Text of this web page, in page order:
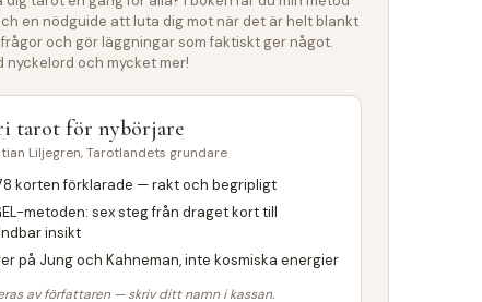
en nödguide att luta dig mot när det är helt blankt
och gör läggningar som faktiskt ger något.
nyckelord och mycket mer!
tarot för nybörjare
Liljegren, Tarotlandets grundare
korten förklarade — rakt och begripligt
metoden: sex steg från draget kort till
insikt
på Jung och Kahneman, inte kosmiska energier
av författaren — skriv ditt namn i kassan.